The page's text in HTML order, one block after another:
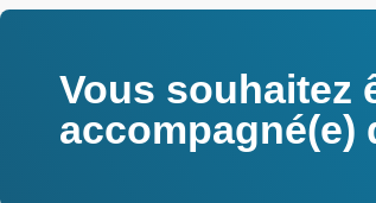
Vous souhaitez
accompagné(e)